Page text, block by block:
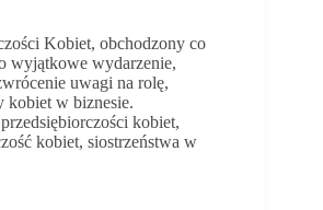
Kobiet, obchodzony co
wyjątkowe wydarzenie,
uwagi na rolę,
kobiet w biznesie.
kobiet,
kobiet, siostrzeństwa w